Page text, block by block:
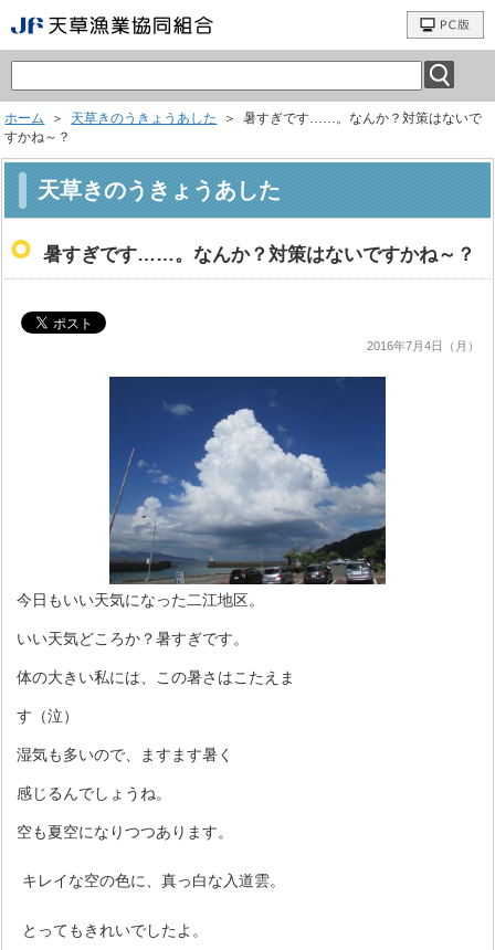
ホーム ＞ 天草きのうきょうあした
＞ 暑すぎです……。なんか？対策はないで
すかね～？
天草きのうきょうあした
暑すぎです……。なんか？対策はないですかね～？
2016年7月4日（月）
今日もいい天気になった二江地区。
いい天気どころか？暑すぎです。
体の大きい私には、この暑さはこたえま
す（泣）
湿気も多いので、ますます暑く
感じるんでしょうね。
空も夏空になりつつあります。
キレイな空の色に、真っ白な入道雲。
とってもきれいでしたよ。